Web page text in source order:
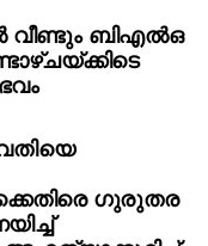
വീണ്ടും ബിഎല്‍ഒ
ഗുരുതര